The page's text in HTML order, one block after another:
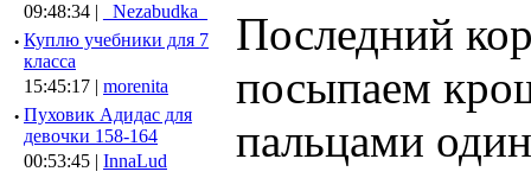
09:48:34 |
_Nezabudka_
· Куплю учебники для 7
класса
15:45:17 | morenita
· Пуховик Адидас для
девочки 158-164
00:53:45 | InnaLud
Последний
посыпаем
пальцами